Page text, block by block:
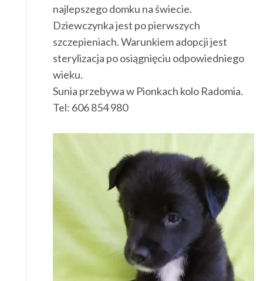
najlepszego domku na świecie.
Dziewczynka jest po pierwszych
szczepieniach. Warunkiem adopcji jest
sterylizacja po osiągnięciu odpowiedniego
wieku.
Sunia przebywa w Pionkach kolo Radomia.
Tel: 606 854 980